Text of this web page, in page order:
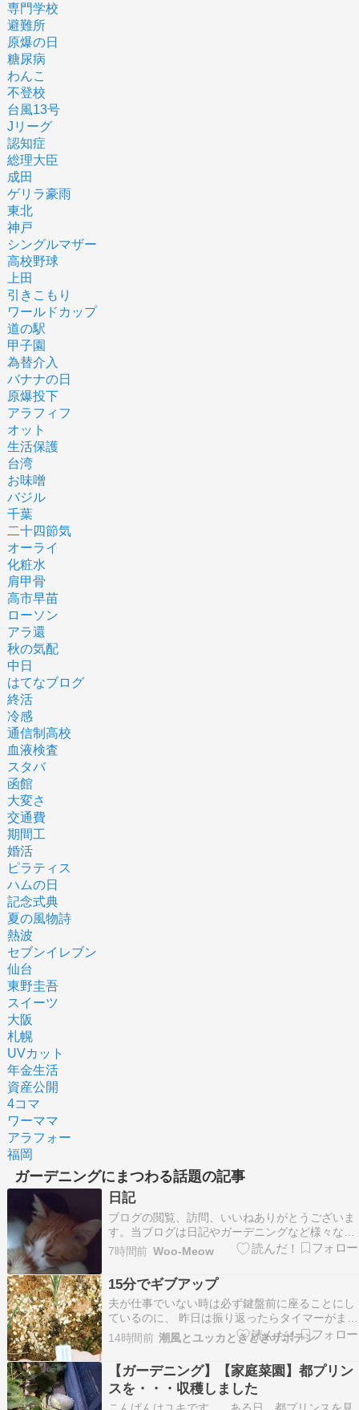
専門学校
避難所
原爆の日
糖尿病
わんこ
不登校
台風13号
Jリーグ
認知症
総理大臣
成田
ゲリラ豪雨
東北
神戸
シングルマザー
高校野球
上田
引きこもり
ワールドカップ
道の駅
甲子園
為替介入
バナナの日
原爆投下
アラフィフ
オット
生活保護
台湾
お味噌
バジル
千葉
二十四節気
オーライ
化粧水
肩甲骨
高市早苗
ローソン
アラ還
秋の気配
中日
はてなブログ
終活
冷感
通信制高校
血液検査
スタバ
函館
大変さ
交通費
期間工
婚活
ピラティス
ハムの日
記念式典
夏の風物詩
熱波
セブンイレブン
仙台
東野圭吾
スイーツ
大阪
札幌
UVカット
年金生活
資産公開
4コマ
ワーママ
アラフォー
福岡
ガーデニングにまつわる話題の記事
日記
ブログの閲覧、訪問、いいねありがとうございま
す。当ブログは日記やガーデニングなど様々なも
のを書き残しているブログです。たまにリブログ
もさせて頂いています。フォロー等お好きにどう
ぞ。ランキング参加しています。 良ければクリッ
クお願いします。 地道に、前向きに。 ポイ活に
ついての事…
7時間前 Woo-Meow
15分でギブアップ
夫が仕事でいない時は必ず鍵盤前に座ることにし
ているのに、 昨日は振り返ったらタイマーがまだ
15分くらいしか練習していないことを表示してい
た。 眠気と怠さには勝てない 被災地を思いを馳
せ涙 東野圭吾作《手紙》ドラマ 湿度にやられる
不可能を可能にした登山家 SNSの過剰刺激 後
記・…
14時間前 潮風とユッカときどきサボテン
【ガーデニング】【家庭菜園】都プリン
スを・・・収穫しました